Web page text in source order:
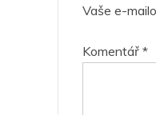
Vaše e-
Komentář *